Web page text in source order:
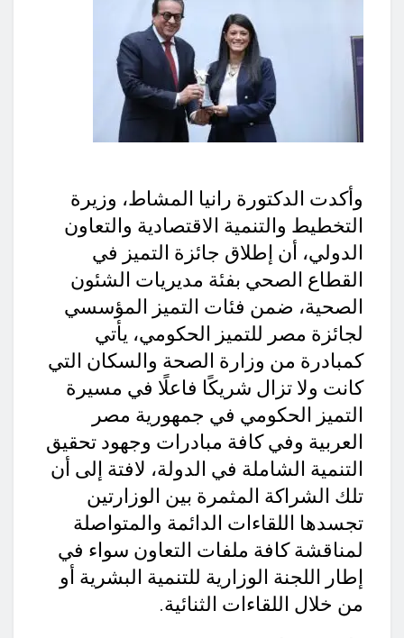
وأكدت الدكتورة رانيا المشاط، وزيرة
التخطيط والتنمية الاقتصادية والتعاون
الدولي، أن إطلاق جائزة التميز في
القطاع الصحي بفئة مديريات الشئون
الصحية، ضمن فئات التميز المؤسسي
لجائزة مصر للتميز الحكومي، يأتي
كمبادرة من وزارة الصحة والسكان التي
كانت ولا تزال شريكًا فاعلًا في مسيرة
التميز الحكومي في جمهورية مصر
العربية وفي كافة مبادرات وجهود تحقيق
التنمية الشاملة في الدولة، لافتة إلى أن
تلك الشراكة المثمرة بين الوزارتين
تجسدها اللقاءات الدائمة والمتواصلة
لمناقشة كافة ملفات التعاون سواء في
إطار اللجنة الوزارية للتنمية البشرية أو
من خلال اللقاءات الثنائية.